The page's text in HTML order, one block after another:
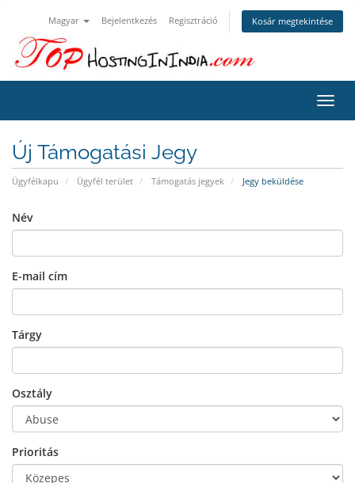
Magyar Bejelentkezés Regisztráció Kosár megtekintése
a
Új Támogatási Jegy
Ügyfélkapu Ügyfél terület Támogatás jegyek Jegy beküldése
Név
E-mail cím
Tárgy
Osztály
Prioritás